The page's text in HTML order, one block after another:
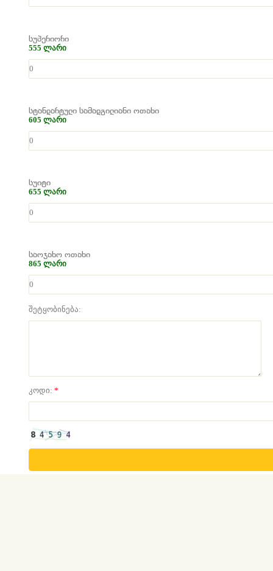
სუპერიორი
555 ლარი
სტანდარტული სამადგილიანი ოთახი
605 ლარი
სუიტი
655 ლარი
საოჯახო ოთახი
865 ლარი
შეტყობინება:
კოდი: *